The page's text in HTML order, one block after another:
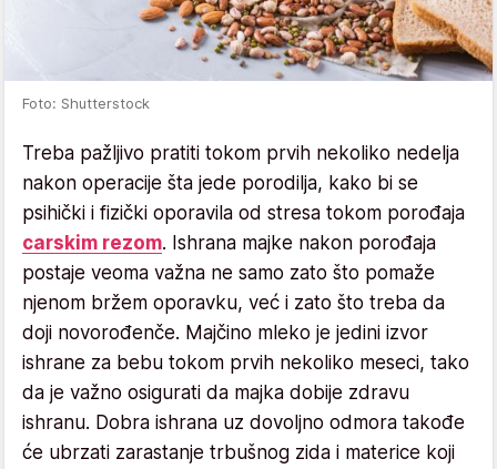
Foto: Shutterstock
Treba pažljivo pratiti tokom prvih nekoliko nedelja
nakon operacije šta jede porodilja, kako bi se
psihički i fizički oporavila od stresa tokom porođaja
carskim rezom. Ishrana majke nakon porođaja
postaje veoma važna ne samo zato što pomaže
njenom bržem oporavku, već i zato što treba da
doji novorođenče. Majčino mleko je jedini izvor
ishrane za bebu tokom prvih nekoliko meseci, tako
da je važno osigurati da majka dobije zdravu
ishranu. Dobra ishrana uz dovoljno odmora takođe
će ubrzati zarastanje trbušnog zida i materice koji